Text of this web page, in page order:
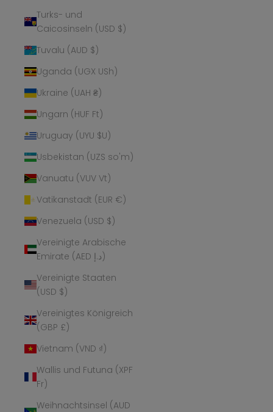
Turks- und
Caicosinseln (USD $)
Tuvalu (AUD $)
Uganda (UGX USh)
Ukraine (UAH ₴)
Ungarn (HUF Ft)
Uruguay (UYU $U)
Usbekistan (UZS so'm)
Vanuatu (VUV Vt)
Vatikanstadt (EUR €)
Venezuela (USD $)
Vereinigte Arabische
Emirate (AED د.إ)
Vereinigte Staaten
(USD $)
Vereinigtes Königreich
(GBP £)
Vietnam (VND ₫)
Wallis und Futuna (XPF
Fr)
Weihnachtsinsel (AUD